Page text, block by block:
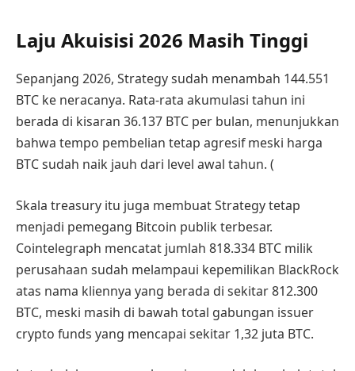
Laju Akuisisi 2026 Masih Tinggi
Sepanjang 2026, Strategy sudah menambah 144.551
BTC ke neracanya. Rata-rata akumulasi tahun ini
berada di kisaran 36.137 BTC per bulan, menunjukkan
bahwa tempo pembelian tetap agresif meski harga
BTC sudah naik jauh dari level awal tahun. (
Skala treasury itu juga membuat Strategy tetap
menjadi pemegang Bitcoin publik terbesar.
Cointelegraph mencatat jumlah 818.334 BTC milik
perusahaan sudah melampaui kepemilikan BlackRock
atas nama kliennya yang berada di sekitar 812.300
BTC, meski masih di bawah total gabungan issuer
crypto funds yang mencapai sekitar 1,32 juta BTC.